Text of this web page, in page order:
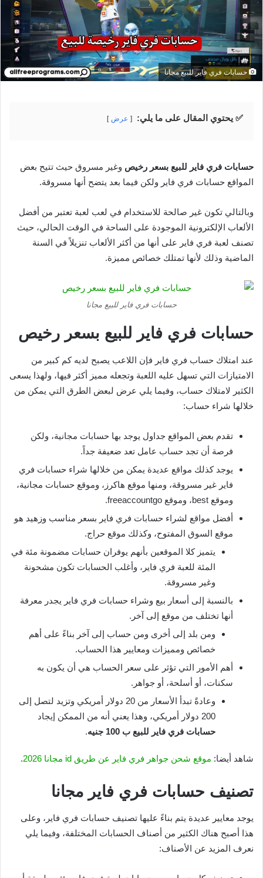
حسابات فري فاير للبيع مجانا
✅ يحتوي المقال على ما يلي: عرض
حسابات فري فاير للبيع بسعر رخيص وغير مسروق حيث تتيح بعض
المواقع حسابات فري فاير ولكن فيما بعد يتضح أنها مسروقة.
وبالتالي تكون غير صالحة للاستخدام في لعب لعبة تعتبر من أفضل
الألعاب الإلكترونية الموجودة على الساحة في الوقت الحالي، حيث
تصنف لعبة فري فاير على أنها من أكثر الألعاب تنزيلاً في السنة
الماضية وذلك لأنها تمتلك خصائص مميزة.
حسابات فري فاير للبيع مجانا
حسابات فري فاير للبيع بسعر رخيص
عند امتلاك حساب فري فاير فإن اللاعب يصبح لديه كم كبير من
الامتيازات التي تسهل عليه اللعبة وتجعله مميز أكثر فيها، ولهذا يسعى
الكثير لامتلاك حساب، وفيما يلي عرض لبعض الطرق التي يمكن من
خلالها شراء حساب:
تقدم بعض المواقع جداول يوجد بها حسابات مجانية، ولكن
فرصة أن تجد حساب عامل تعد ضعيفة جداً.
يوجد كذلك مواقع عديدة يمكن من خلالها شراء حسابات فري
فاير غير مسروقة، ومنها موقع هاكرز، وموقع حسابات مجانية،
وموقع best، وموقع freeaccountgo.
أفضل مواقع لشراء حسابات فري فاير بسعر مناسب وزهيد هو
موقع السوق المفتوح، وكذلك موقع حراج.
يتميز كلا الموقعين بأنهم يوفران حسابات مضمونة مئة في
المئة للعبة فري فاير، وأغلب الحسابات تكون مشحونة
وغير مسروقة.
بالنسبة إلى أسعار بيع وشراء حسابات فري فاير يجدر معرفة
أنها تختلف من موقع إلى آخر.
ومن بلد إلى أخرى ومن حساب إلى آخر بناءً على أهم
خصائص ومميزات ومعايير هذا الحساب.
أهم الأمور التي تؤثر على سعر الحساب هي أن يكون به
سكنات، أو أسلحة، أو جواهر.
وعادةً تبدأ الأسعار من 20 دولار أمريكي وتزيد لتصل إلى
200 دولار أمريكي، وهذا يعني أنه من الممكن إيجاد
حسابات فري فاير للبيع ب 100 جنيه
.
شاهد أيضا: موقع شحن جواهر فري فاير عن طريق id مجانا 2026 .
تصنيف حسابات فري فاير مجانا
يوجد معايير عديدة يتم بناءً عليها تصنيف حسابات فري فاير، وعلى
هذا أصبح هناك الكثير من أصناف الحسابات المختلفة، وفيما يلي
نعرف المزيد عن الأصناف: